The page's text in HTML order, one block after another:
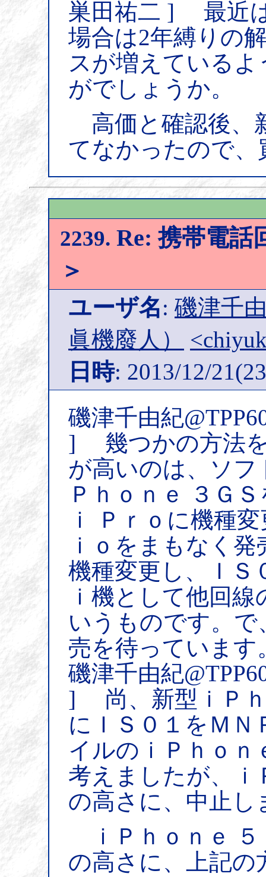
巣田祐二 ] 最近
場合は2年縛りの
スが増えている
がでしょうか。
高価と確認後、
てなかったので
2239. Re: 携帯電話
＞
ユーザ名: 磯津千
眞機廢人）
日時: 2013/12/
磯津千由紀
] 幾つかの方法を
が高いのは、ソ
Ｐｈｏｎｅ ３Ｇ
ｉ Ｐｒｏに機種
ｉｏをまもなく
機種変更し、ＩＳ
ｉ機として他回
いうものです。で
売を待っています
磯津千由紀
] 尚、新型ｉＰｈ
にＩＳ０１をＭ
イルのｉＰｈｏｎ
考えましたが、ｉ
の高さに、中止し
ｉＰｈｏｎｅ ５
の高さに、上記の